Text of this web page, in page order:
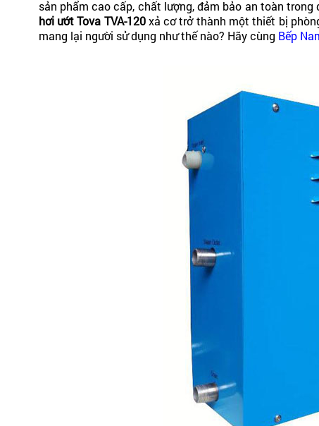
sản phẩm cao cấp, chất lượng, đảm bảo an toàn
hơi ướt Tova TVA-120xả cơ trở thành một thiết bị
mang lại người sử dụng như thế nào? Hãy cùng Bếp